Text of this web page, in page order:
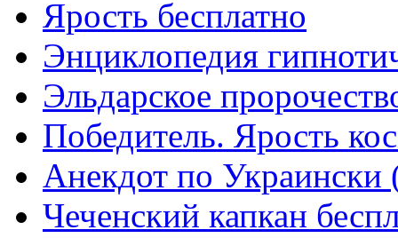
Ярость бесплатно
Энциклопедия
Эльдарское
Победитель. Ярость
Анекдот по Украински
Чеченский капкан